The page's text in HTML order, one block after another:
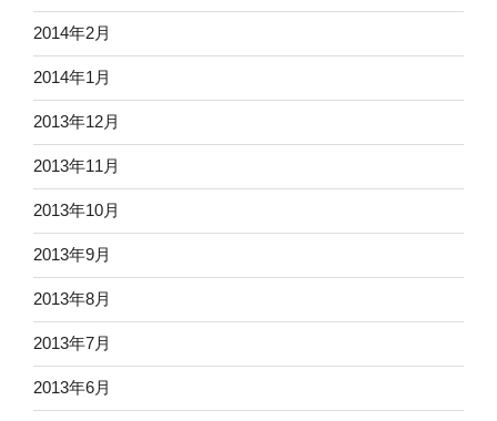
2014年2月
2014年1月
2013年12月
2013年11月
2013年10月
2013年9月
2013年8月
2013年7月
2013年6月